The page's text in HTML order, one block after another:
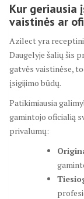
Kur geriausia
vaistinės ar
Azilect yra
Daugelyje šalių šis
gatvės vaistinėse,
įsigijimo būdų.
Patikimiausia
gamintojo oficialią
privalumų: